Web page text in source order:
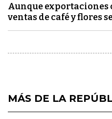
Aunque exportaciones
ventas de café y flores
MÁS DE LA